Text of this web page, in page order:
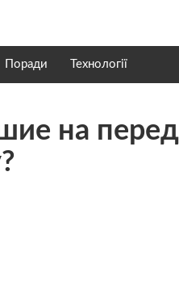
Поради Технології
на